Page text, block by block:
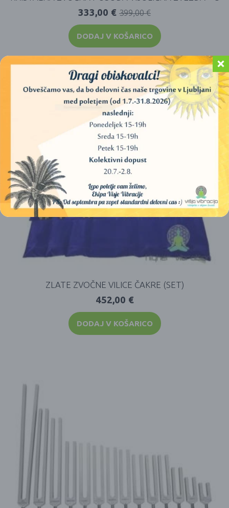
399,00€
333,00 €
DODAJ V KOŠARICO
ZLATE ZVOČNE VILICE ČAKRE (SET)
452,00 €
DODAJ V KOŠARICO